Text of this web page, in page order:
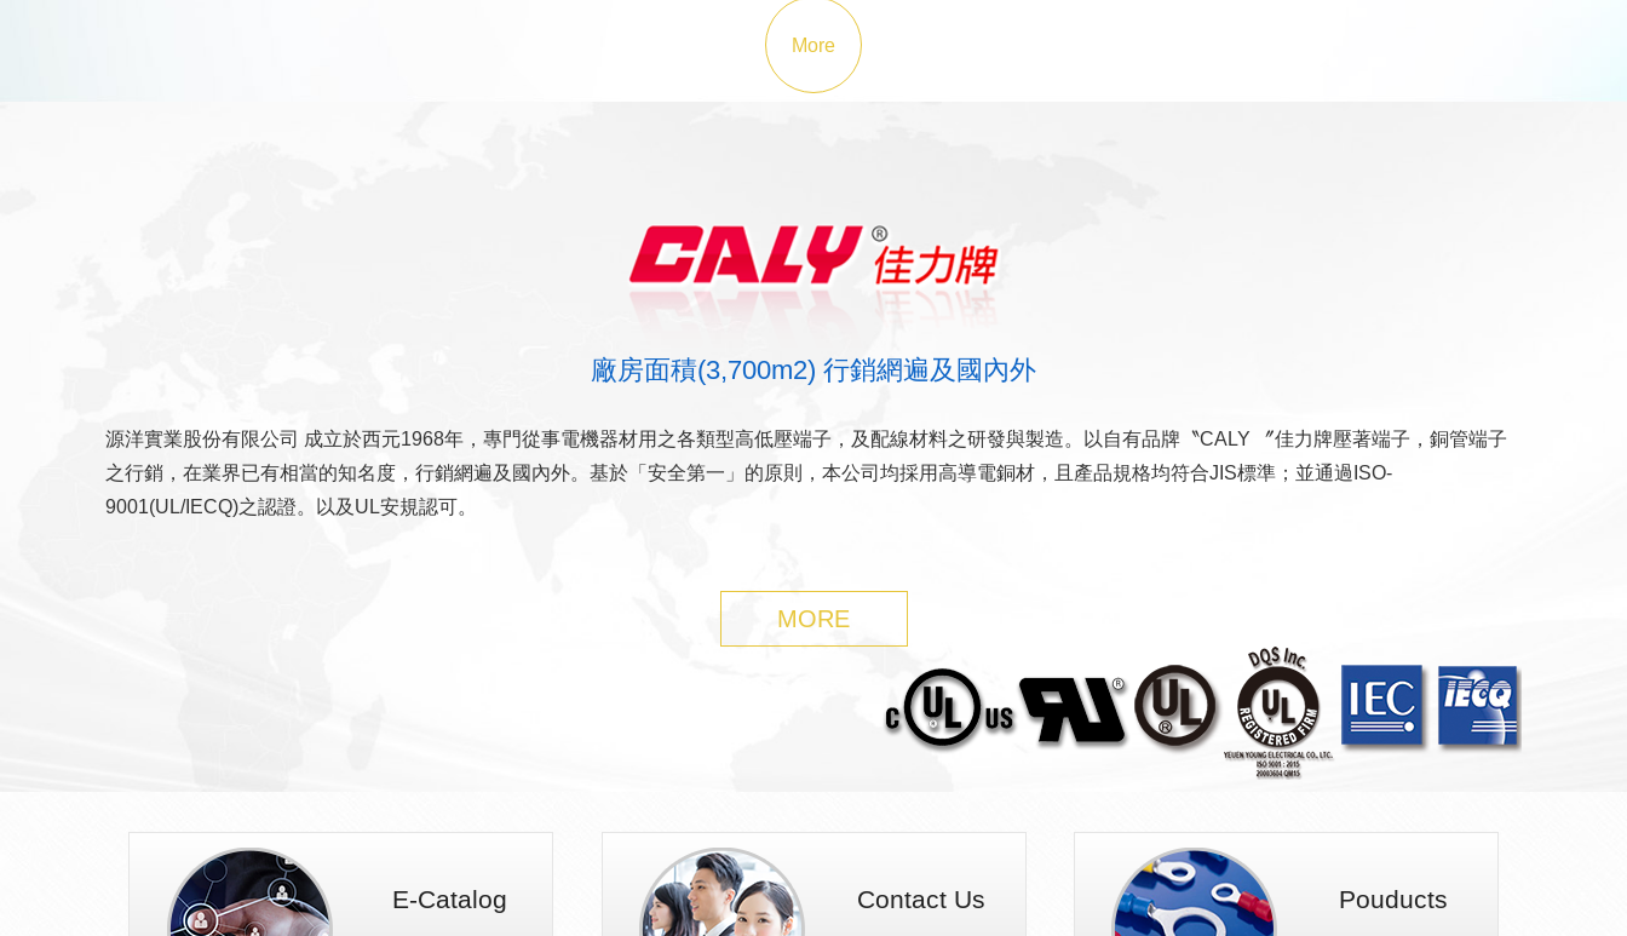
More
廠房面積(3,700m2) 行銷網遍及國內外
源洋實業股份有限公司 成立於西元1968年，專門從事電機器材用之各類型高低壓端子，及配線材料之研發與製造。以自有品牌〝CALY 〞佳力牌壓著端子，銅管端子
之行銷，在業界已有相當的知名度，行銷網遍及國內外。基於「安全第一」的原則，本公司均採用高導電銅材，且產品規格均符合JIS標準；並通過ISO-
9001(UL/IECQ)之認證。以及UL安規認可。
MORE
E-Catalog Contact Us Pouducts